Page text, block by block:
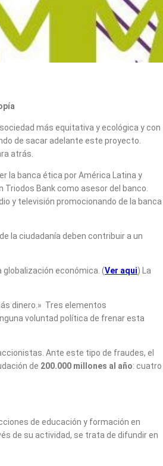
más equitativa y ecológica y con
de sacar adelante este proyecto.
atrás.
la banca ética por América Latina y
Bank como asesor del banco.
y televisión promocionando de la banca
la ciudadanía deben contribuir a un
globalización económica. (Ver aqui) La
dinero.» Tres elementos
voluntad política de frenar esta
Ante este tipo de fraudes, el
de 200.000 millones al año: cuatro
de educación y formación en
de su actividad, se trata de difundir en